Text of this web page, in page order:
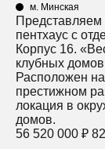
м. Минская
пентхаус с
Корпус 16.
клубных
Расположен
престижном
локация в
домов.
56 520 000 ₽